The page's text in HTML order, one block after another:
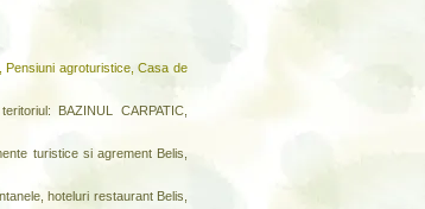
Pensiuni agroturistice, Casa de
BAZINUL CARPATIC,
turistice si agrement Belis,
hoteluri restaurant Belis,